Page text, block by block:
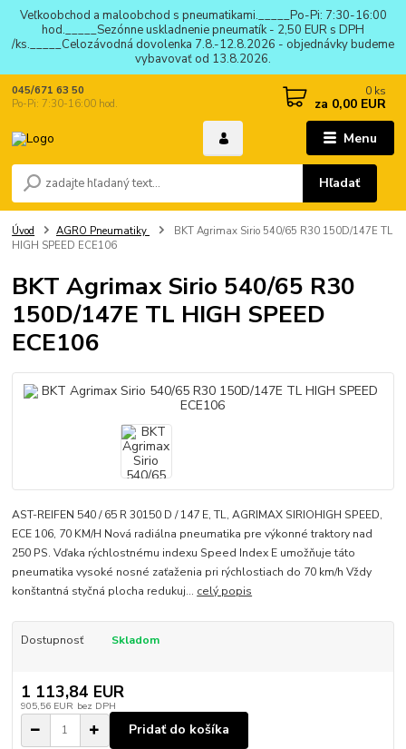
Veľkoobchod a maloobchod s pneumatikami._____Po-Pi: 7:30-16:00
hod._____Sezónne uskladnenie pneumatík - 2,50 EUR s DPH
/ks._____Celozávodná dovolenka 7.8.-12.8.2026 - objednávky budeme
vybavovať od 13.8.2026.
Menu
Hľadať
045/671 63 50
Po-Pi: 7:30-16:00 hod.
0 ks
za 0,00 EUR
Úvod AGRO Pneumatiky
BKT Agrimax Sirio 540/65 R30 150D/147E TL
HIGH SPEED ECE106
BKT Agrimax Sirio 540/65 R30
150D/147E TL HIGH SPEED
ECE106
AST-REIFEN 540 / 65 R 30150 D / 147 E, TL, AGRIMAX SIRIOHIGH SPEED,
ECE 106, 70 KM/H Nová radiálna pneumatika pre výkonné traktory nad
250 PS. Vďaka rýchlostnému indexu Speed Index E umožňuje táto
pneumatika vysoké nosné zaťaženia pri rýchlostiach do 70 km/h Vždy
konštantná styčná plocha redukuj... celý popis
Dostupnosť Skladom
1 113,84 EUR
905,56 EUR bez DPH
Pridať do košíka